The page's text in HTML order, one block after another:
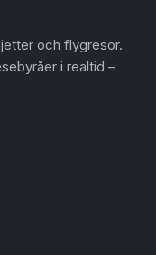
och flygresor.
i realtid –